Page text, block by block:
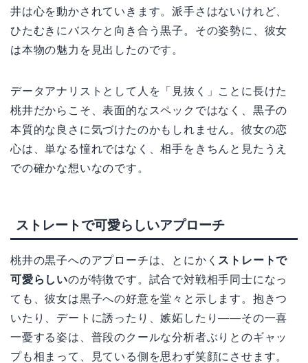
井は心を動かされていきます。派手さはないけれど、
ひたむきにバスケと向き合う黒子。その姿勢に、彼女
は本物の魅力を見出したのです。
データアナリストとして人を「見抜く」ことに長けた
桃井だからこそ、表面的なスペックではなく、黒子の
本質的な良さに気づけたのかもしれません。彼女の恋
心は、単なる憧れではなく、相手をきちんと見たうえ
での確かな想いなのです。
ストレートで可愛らしいアプローチ
桃井の黒子へのアプローチは、とにかく ストレートで
可愛らしいのが特徴です。試合で対戦相手同士になっ
ても、彼女は黒子への好意を堂々と示します。抱きつ
いたり、デートに誘ったり、嫉妬したり――その一喜
一憂する姿は、普段のクールな分析者ぶりとのギャッ
プも相まって、見ている側を思わず笑顔にさせます。